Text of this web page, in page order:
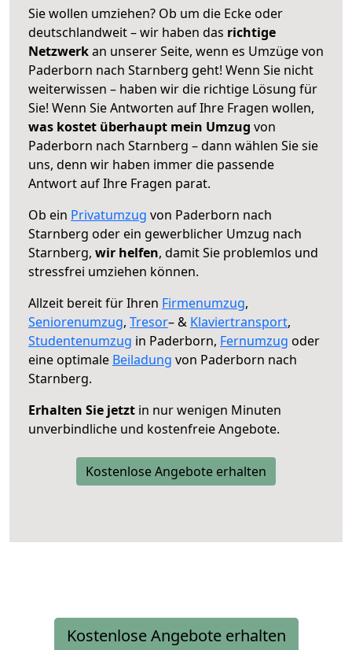
Sie wollen umziehen? Ob um die Ecke oder
deutschlandweit – wir haben das richtige
Netzwerkan unserer Seite, wenn es Umzüge von
Paderborn nach Starnberg geht! Wenn Sie nicht
weiterwissen – haben wir die richtige Lösung für
Sie! Wenn Sie Antworten auf Ihre Fragen wollen,
was kostet überhaupt mein Umzug von
Paderborn nach Starnberg – dann wählen Sie sie
uns, denn wir haben immer die passende
Antwort auf Ihre Fragen parat.
Ob ein Privatumzug von Paderborn nach
Starnberg oder ein gewerblicher Umzug nach
Starnberg, wir helfen, damit Sie problemlos und
stressfrei umziehen können.
Allzeit bereit für Ihren Firmenumzug,
Seniorenumzug, Tresor– & Klaviertransport,
Studentenumzug in Paderborn, Fernumzug oder
eine optimale Beiladung von Paderborn nach
Starnberg.
Erhalten Sie jetzt in nur wenigen Minuten
unverbindliche und kostenfreie Angebote.
Kostenlose Angebote erhalten
Kostenlose Angebote erhalten